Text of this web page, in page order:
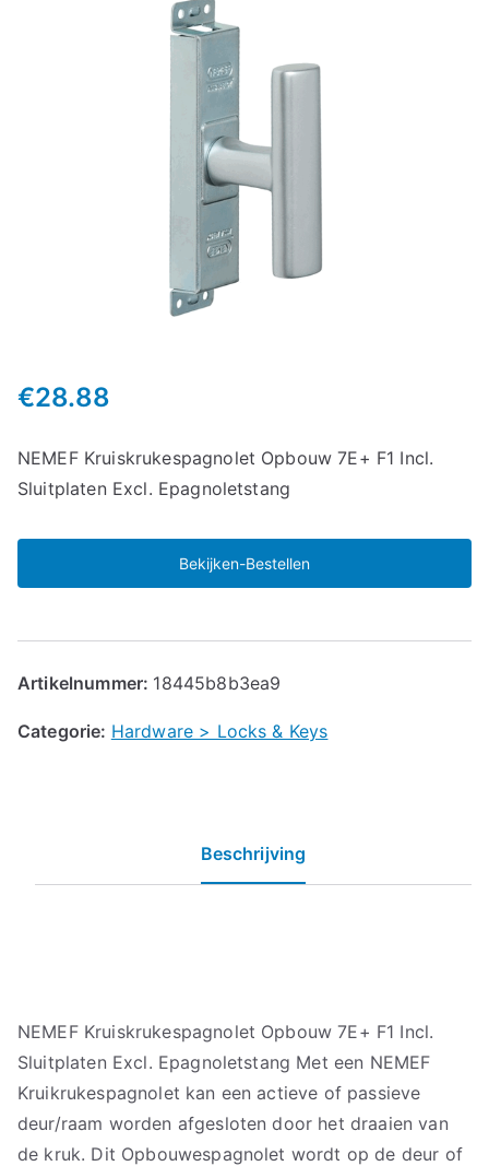
€28.88
NEMEF Kruiskrukespagnolet Opbouw 7E+ F1 Incl.
Sluitplaten Excl. Epagnoletstang
Bekijken-Bestellen
Artikelnummer: 18445b8b3ea9
Categorie: Hardware > Locks & Keys
Beschrijving
NEMEF Kruiskrukespagnolet Opbouw 7E+ F1 Incl.
Sluitplaten Excl. Epagnoletstang Met een NEMEF
Kruikrukespagnolet kan een actieve of passieve
deur/raam worden afgesloten door het draaien van
de kruk. Dit Opbouwespagnolet wordt op de deur of